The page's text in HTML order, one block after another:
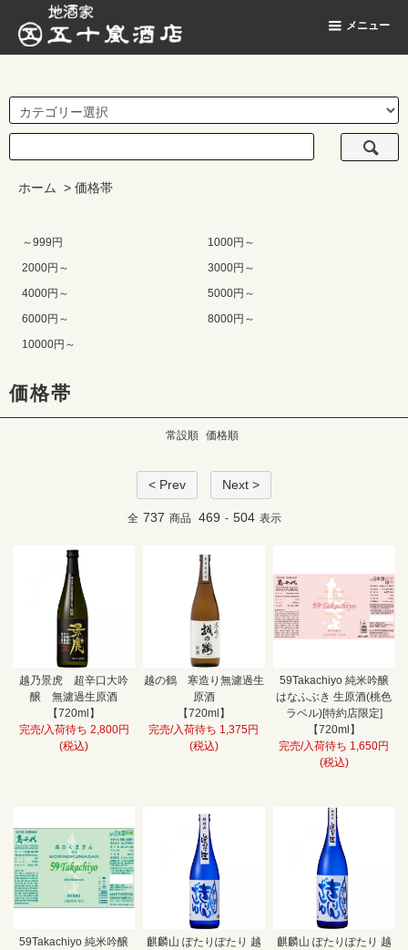
地酒家 五十嵐酒店
メニュー
ホーム > 価格帯
～999円
1000円～
2000円～
3000円～
4000円～
5000円～
6000円～
8000円～
10000円～
価格帯
常設順 価格順
< Prev Next >
全 737 商品 469 - 504 表示
越乃景虎 超辛口大吟
醸 無濾過生原酒
【720ml】
完売/入荷待ち 2,800円
(税込)
越の鶴 寒造り無濾過生
原酒
【720ml】
完売/入荷待ち 1,375円
(税込)
59Takachiyo 純米吟醸
はなふぶき 生原酒(桃色
ラベル)[特約店限定]
【720ml】
完売/入荷待ち 1,650円
(税込)
59Takachiyo 純米吟醸
麒麟山 ぽたりぽたり 越
麒麟山 ぽたりぽたり 越